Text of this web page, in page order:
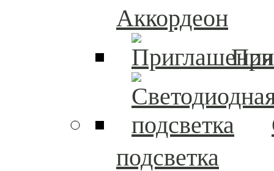
Аккордеон
подсветка